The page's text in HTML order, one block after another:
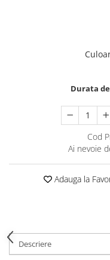
Durata
Cod
Ai nevoie
Adauga la
Descriere